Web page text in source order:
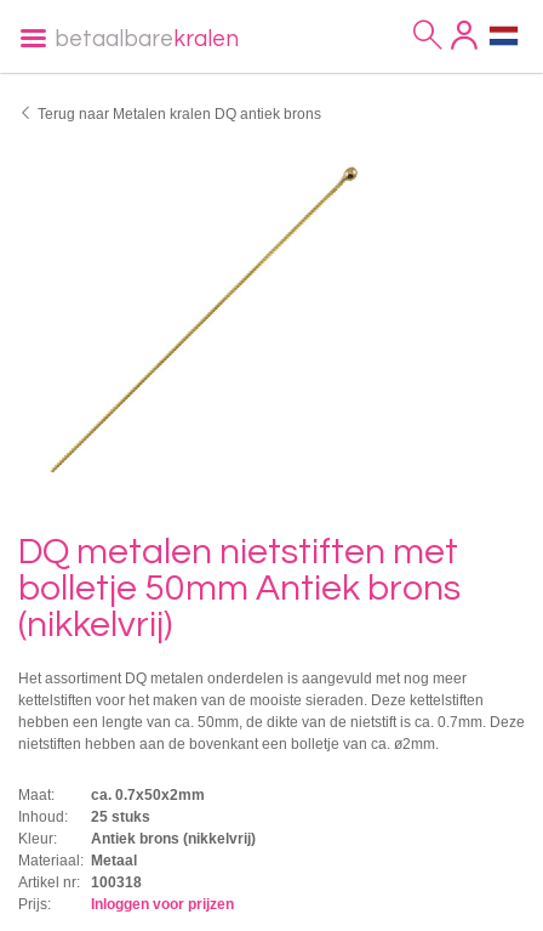
betaalbare kralen
Terug naar Metalen kralen DQ antiek brons
DQ metalen nietstiften met
bolletje 50mm Antiek brons
(nikkelvrij)
Het assortiment DQ metalen onderdelen is aangevuld met nog meer
kettelstiften voor het maken van de mooiste sieraden. Deze kettelstiften
hebben een lengte van ca. 50mm, de dikte van de nietstift is ca. 0.7mm. Deze
nietstiften hebben aan de bovenkant een bolletje van ca. ø2mm.
Maat:
ca. 0.7x50x2mm
Inhoud:
25 stuks
Kleur:
Antiek brons (nikkelvrij)
Materiaal: Metaal
Artikel nr:
100318
Prijs:
Inloggen voor prijzen